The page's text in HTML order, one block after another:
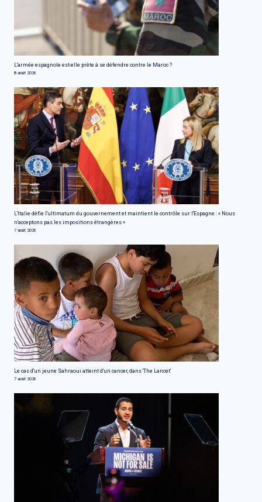
L'armée espagnole est-elle prête à se défendre contre le Maroc ?
8 août 2026
L'Italie défie l'ultimatum du gouvernement et maintient le contrôle sur l'Espagne : « Nous
n'acceptons pas les impositions étrangères »
7 août 2026
Le cas d'un jeune Sahraoui atteint d'un cancer, dans 'The Lancet'
7 août 2026